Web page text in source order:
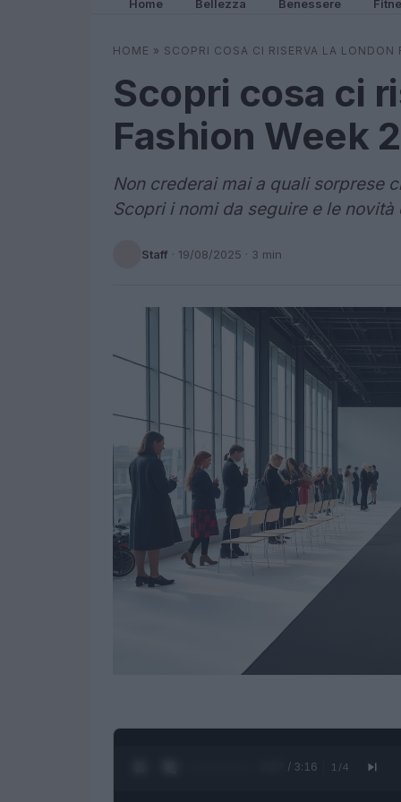
Home Bellezza Benessere
HOME » SCOPRI COSA CI RISERVA LA LONDON
Scopri cosa ci
Fashion Week
Non crederai mai a quali sorprese
Scopri i nomi da seguire e le novità
Staff · 19/08/2025 · 3 min
0:28 / 3:16 1 /4